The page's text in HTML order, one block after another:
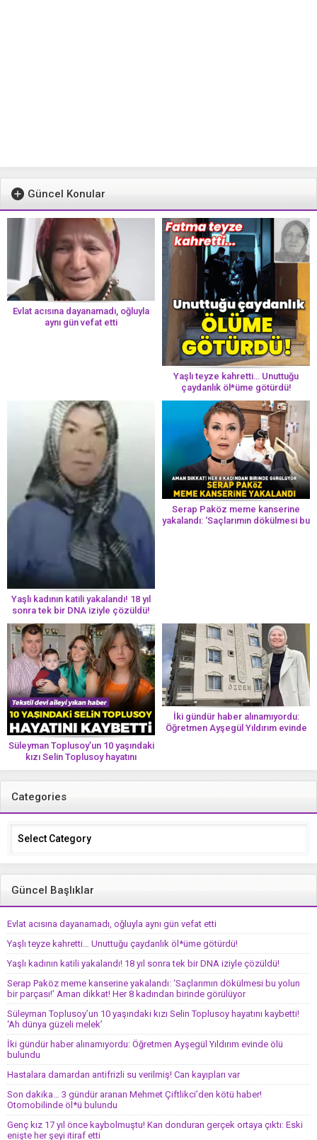
Güncel Konular
Evlat acısına dayanamadı, oğluyla
aynı gün vefat etti
Yaşlı teyze kahretti… Unuttuğu
çaydanlık öl*üme götürdü!
Yaşlı kadının katili yakalandı! 18 yıl
sonra tek bir DNA iziyle çözüldü!
Serap Paköz meme kanserine
yakalandı: ‘Saçlarımın dökülmesi bu
Süleyman Toplusoy’un 10 yaşındaki
kızı Selin Toplusoy hayatını
kaybetti! ‘Ah dünya güzeli melek’
İki gündür haber alınamıyordu:
Öğretmen Ayşegül Yıldırım evinde
Categories
Categories
Güncel Başlıklar
Evlat acısına dayanamadı, oğluyla aynı gün vefat etti
Yaşlı teyze kahretti… Unuttuğu çaydanlık öl*üme götürdü!
Yaşlı kadının katili yakalandı! 18 yıl sonra tek bir DNA iziyle çözüldü!
Serap Paköz meme kanserine yakalandı: ‘Saçlarımın dökülmesi bu yolun
bir parçası!’ Aman dikkat! Her 8 kadından birinde görülüyor
Süleyman Toplusoy’un 10 yaşındaki kızı Selin Toplusoy hayatını kaybetti!
‘Ah dünya güzeli melek’
İki gündür haber alınamıyordu: Öğretmen Ayşegül Yıldırım evinde ölü
bulundu
Hastalara damardan antifrizli su verilmiş! Can kayıpları var
Son dakika… 3 gündür aranan Mehmet Çiftlikci’den kötü haber!
Otomobilinde öl*ü bulundu
Genç kız 17 yıl önce kaybolmuştu! Kan donduran gerçek ortaya çıktı: Eski
enişte her şeyi itiraf etti